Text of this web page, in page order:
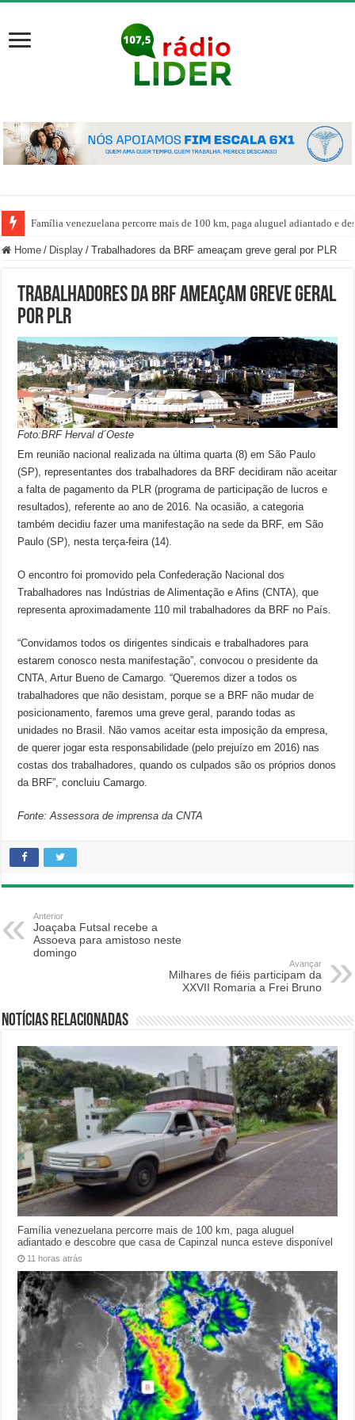
Família venezuelana percorre mais de 100 km, paga aluguel adiantado e
Home / Display / Trabalhadores da BRF ameaçam greve geral por PLR
Trabalhadores da BRF ameaçam greve geral
por PLR
Foto:BRF Herval d´Oeste
Em reunião nacional realizada na última quarta (8) em São Paulo
(SP), representantes dos trabalhadores da BRF decidiram não aceitar
a falta de pagamento da PLR (programa de participação de lucros e
resultados), referente ao ano de 2016. Na ocasião, a categoria
também decidiu fazer uma manifestação na sede da BRF, em São
Paulo (SP), nesta terça-feira (14).
O encontro foi promovido pela Confederação Nacional dos
Trabalhadores nas Indústrias de Alimentação e Afins (CNTA), que
representa aproximadamente 110 mil trabalhadores da BRF no País.
“Convidamos todos os dirigentes sindicais e trabalhadores para
estarem conosco nesta manifestação”, convocou o presidente da
CNTA, Artur Bueno de Camargo. “Queremos dizer a todos os
trabalhadores que não desistam, porque se a BRF não mudar de
posicionamento, faremos uma greve geral, parando todas as
unidades no Brasil. Não vamos aceitar esta imposição da empresa,
de querer jogar esta responsabilidade (pelo prejuízo em 2016) nas
costas dos trabalhadores, quando os culpados são os próprios donos
da BRF”, concluiu Camargo.
Fonte: Assessora de imprensa da CNTA
Anterior
Joaçaba Futsal recebe a
Assoeva para amistoso neste
domingo
Avançar
Milhares de fiéis participam da
XXVII Romaria a Frei Bruno
Notícias relacionadas
Família venezuelana percorre mais de 100 km, paga aluguel
adiantado e descobre que casa de Capinzal nunca esteve disponível
11 horas atrás